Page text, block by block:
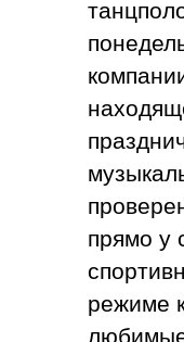
прямо у
режиме